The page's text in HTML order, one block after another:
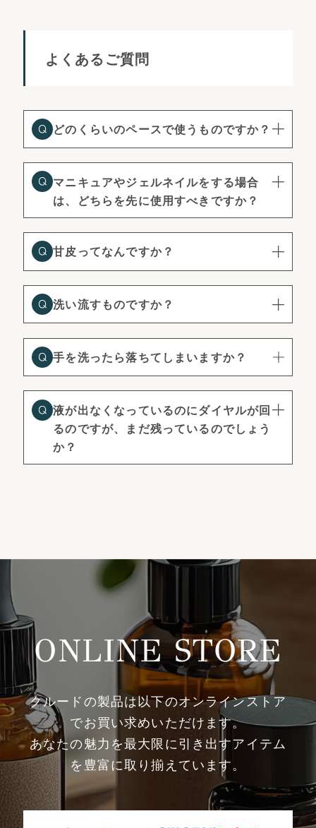
よくあるご質問
どのくらいのペースで使うものですか？
マニキュアやジェルネイルをする場合
は、どちらを先に使用すべきですか？
甘皮ってなんですか？
洗い流すものですか？
手を洗ったら落ちてしまいますか？
液が出なくなっているのにダイヤルが回
るのですが、まだ残っているのでしょう
か？
ONLINE STORE
クルードの製品は以下のオンラインストア
でお買い求めいただけます。
あなたの魅力を最大限に引き出すアイテム
を豊富に取り揃えています。